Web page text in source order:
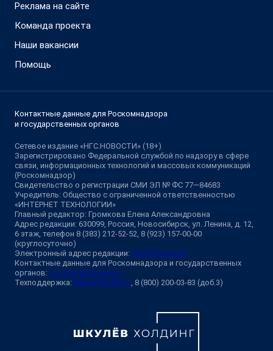
Реклама на сайте
Команда проекта
Наши вакансии
Помощь
Контактные данные для Роскомнадзора
и государственных органов
Сетевое издание «НГС.НОВОСТИ» (18+)
Зарегистрировано Федеральной службой по надзору в сфере
связи, информационных технологий и массовых коммуникаций
(Роскомнадзор)
Свидетельство о регистрации СМИ ЭЛ № ФС 77—84683
Учредитель: Общество с ограниченной ответственностью
«ИНТЕРНЕТ ТЕХНОЛОГИИ»
Главный редактор: Громкова Елена Александровна
Адрес редакции: 630099, Россия, Новосибирск, ул. Ленина, д. 12,
6 этаж, телефон 8 (383) 212-52-52, 8 (923) 157-00-00
(круглосуточно)
Электронный адрес редакции: ngs@shkulev.ru
Контактные данные для Роскомнадзора и государственных
органов: juristnsk@shkulev.ru
Техподдержка: help@shkulev.ru, 8 (800) 200-03-83 (доб.3)